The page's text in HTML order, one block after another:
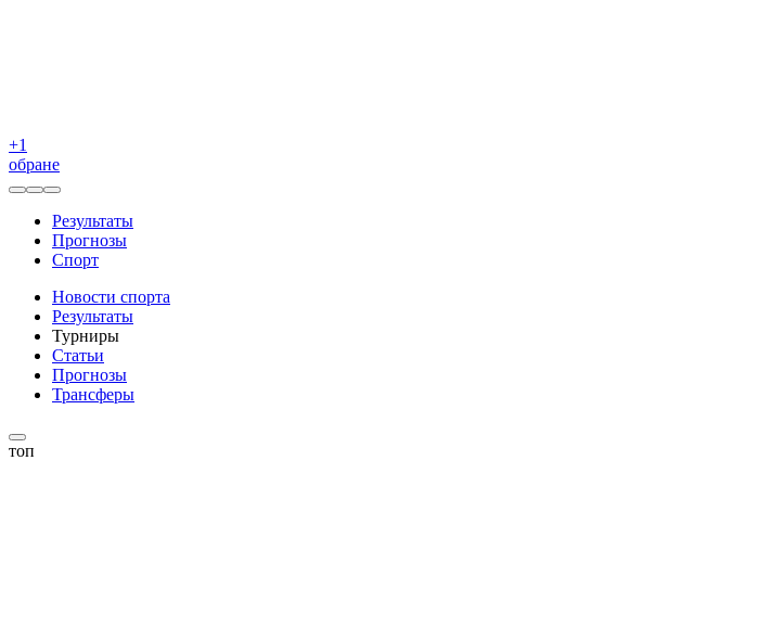
+1
обране
Результаты
Прогнозы
Спорт
Новости спорта
Результаты
Турниры
Статьи
Прогнозы
Трансферы
топ